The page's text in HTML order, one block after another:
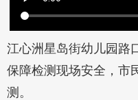
江心洲星岛街幼儿园路
保障检测现场安全，市
测。